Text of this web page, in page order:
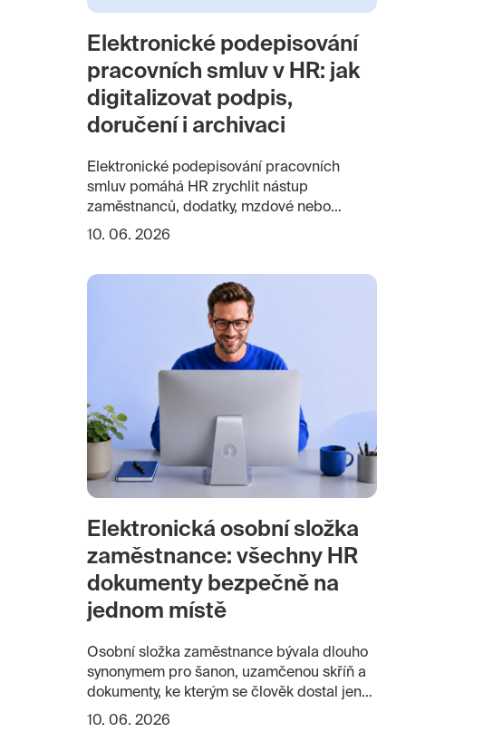
Elektronické podepisování
pracovních smluv v HR: jak
digitalizovat podpis,
doručení i archivaci
Elektronické podepisování pracovních
smluv pomáhá HR zrychlit nástup
zaměstnanců, dodatky, mzdové nebo
platové výměry i další pracovněprávní
identity, souhlas zaměstnance s
elektronickou komunikací, doručení
dokumentu, podpis zaměstnavatele i
zaměstnance, uložení do elektronické
osobní složky a dlouhodobou archivaci.
10. 06. 2026
Elektronická osobní složka
zaměstnance: všechny HR
dokumenty bezpečně na
jednom místě
Osobní složka zaměstnance bývala dlouho
synonymem pro šanon, uzamčenou skříň a
dokumenty, ke kterým se člověk dostal jen
přes HR. Pracovní smlouvy, dodatky,
10. 06. 2026